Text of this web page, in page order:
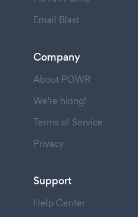
Email Blast
Company
About POWR
We're hiring!
Terms of Service
Privacy
Support
Help Center